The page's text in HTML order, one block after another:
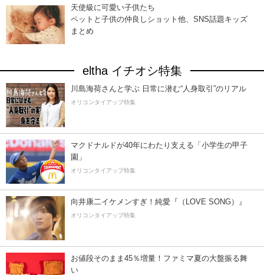
天使級に可愛い子供たち
ペットと子供の仲良しショット他、SNS話題キッズ
まとめ
eltha イチオシ特集
川島海荷さんと学ぶ 日常に潜む“人身取引”のリアル
オリコンタイアップ特集
マクドナルドが40年にわたり支える「小学生の甲子
園」
オリコンタイアップ特集
向井康二イケメンすぎ！純愛『（LOVE SONG）』
オリコンタイアップ特集
お値段そのまま45％増量！ファミマ夏の大盤振る舞
い